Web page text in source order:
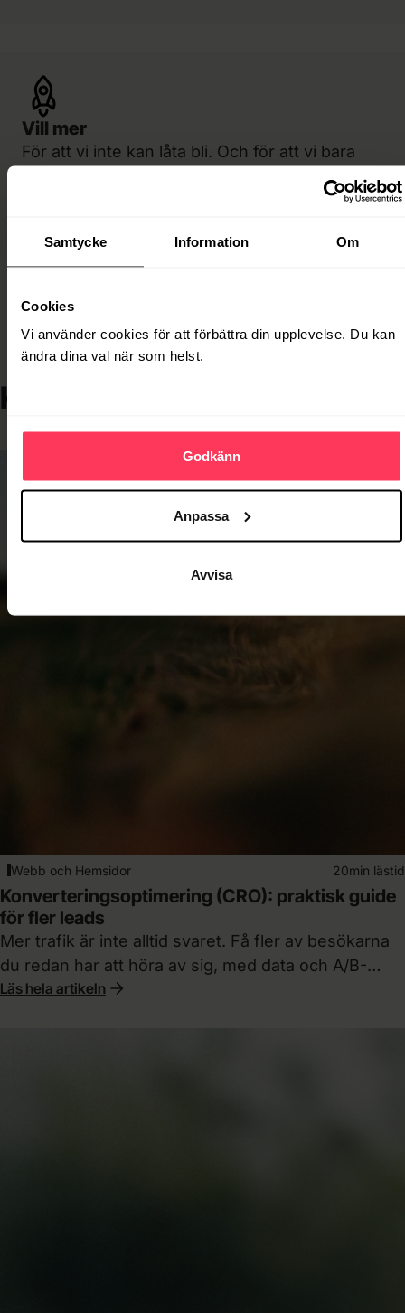
Samtycke Information Om
Cookies
Vi använder cookies för att förbättra din upplevelse. Du kan
ändra dina val när som helst.
Godkänn
Anpassa
Avvisa
Vill mer
För att vi inte kan låta bli. Och för att vi bara
vinner när ni gör det. Vårt jobb är att ligga
längst fram – så att ni aldrig behöver undra om
Kunskap
Webb och Hemsidor 20min lästid
Konverteringsoptimering (CRO): praktisk guide
för fler leads
Mer trafik är inte alltid svaret. Få fler av besökarna
du redan har att höra av sig, med data och A/B-
tester istället för gissningar.
Läs hela artikeln